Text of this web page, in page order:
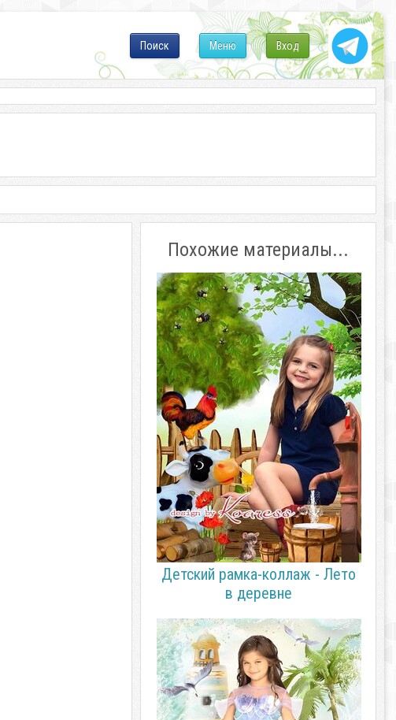
Вход
Меню
Поиск
Похожие материалы...
Детский рамка-коллаж - Лето
в деревне